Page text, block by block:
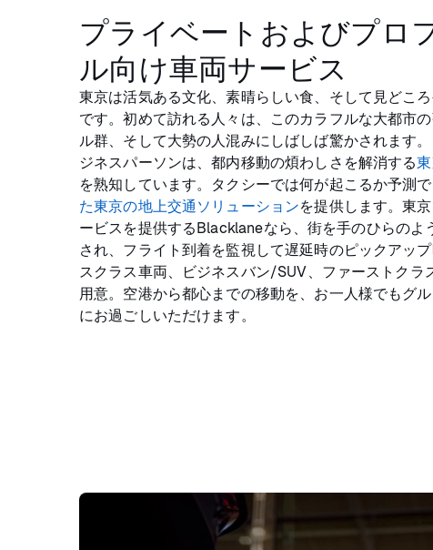
プライベートおよびプロ
ル向け車両サービス
東京は活気ある文化、素晴らしい食、そして見どこ
です。初めて訪れる人々は、このカラフルな大都市
ル群、そして大勢の人混みにしばしば驚かされます
ジネスパーソンは、都内移動の煩わしさを解消する
を熟知しています。タクシーでは何が起こるか予測
た東京の地上交通ソリューションを提供します。東
ービスを提供するBlacklaneなら、街を手のひらのよ
され、フライト到着を監視して遅延時のピックアッ
スクラス車両、ビジネスバン/SUV、ファーストクラ
用意。空港から都心までの移動を、お一人様でもグ
にお過ごしいただけます。